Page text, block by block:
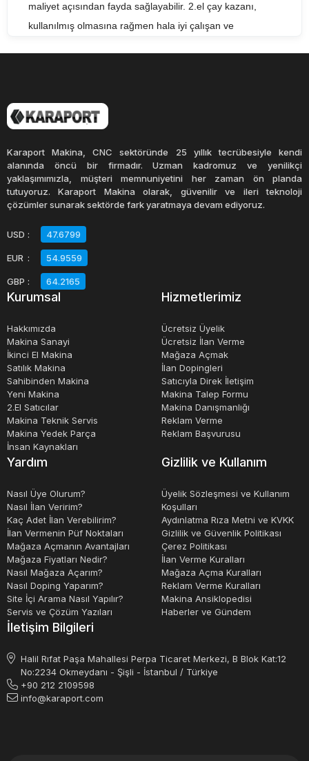
maliyet açısından fayda sağlayabilir. 2.el çay kazanı,
kullanılmış olmasına rağmen hala iyi çalışan ve
2nd hand tea boiler veya used tea boiler olarak
maliyetle kaliteli bir ekipman sağlayabilir. Kullanılmış
ekipmanlar için dikkat edilmesi gereken nokta, ürünün
durumunun iyi olması ve işletmenizin ihtiyacına uygun
Sonuç olarak, çay hazırlama işi için uygun bir çay kazanı
seçmek, işletmenizin başarısı için önemlidir. Sahibinden
ikinci el çay kazanı veya diğer satılık çay kazanı
sunan ürünleri tercih etmek işletmeniz için en doğru
seçim olabilir.
Karaport Makina, CNC sektöründe 25 yıllık tecrübesiyle kendi
alanında öncü bir firmadır. Uzman kadromuz ve yenilikçi
yaklaşımımızla, müşteri memnuniyetini her zaman ön planda
tutuyoruz. Karaport Makina olarak, güvenilir ve ileri teknoloji
çözümler sunarak sektörde fark yaratmaya devam ediyoruz.
USD : 47.6799
EUR : 54.9559
GBP : 64.2165
Kurumsal
Hakkımızda
Makina Sanayi
İkinci El Makina
Satılık Makina
Sahibinden Makina
Yeni Makina
2.El Satıcılar
Makina Teknik Servis
Makina Yedek Parça
İnsan Kaynakları
Hizmetlerimiz
Ücretsiz Üyelik
Ücretsiz İlan Verme
Mağaza Açmak
İlan Dopingleri
Satıcıyla Direk İletişim
Makina Talep Formu
Makina Danışmanlığı
Reklam Verme
Reklam Başvurusu
Yardım
Nasıl Üye Olurum?
Nasıl İlan Veririm?
Kaç Adet İlan Verebilirim?
İlan Vermenin Püf Noktaları
Mağaza Açmanın Avantajları
Mağaza Fiyatları Nedir?
Nasıl Mağaza Açarım?
Nasıl Doping Yaparım?
Site İçi Arama Nasıl Yapılır?
Servis ve Çözüm Yazıları
Gizlilik ve Kullanım
Üyelik Sözleşmesi ve Kullanım
Koşulları
Aydınlatma Rıza Metni ve KVKK
Gizlilik ve Güvenlik Politikası
Çerez Politikası
İlan Verme Kuralları
Mağaza Açma Kuralları
Reklam Verme Kuralları
Makina Ansiklopedisi
Haberler ve Gündem
İletişim Bilgileri
Halil Rıfat Paşa Mahallesi Perpa Ticaret Merkezi, B Blok Kat:12
No:2234 Okmeydanı - Şişli - İstanbul / Türkiye
+90 212 2109598
info@karaport.com